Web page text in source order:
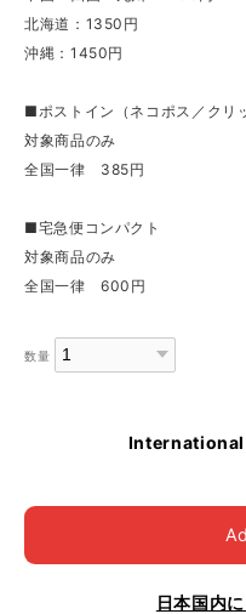
北海道：1350円
沖縄：1450円
■ポストイン（ネコポス／クリ
対象商品のみ
全国一律 385円
■宅急便コンパクト
対象商品のみ
全国一律 600円
数量
日本国内